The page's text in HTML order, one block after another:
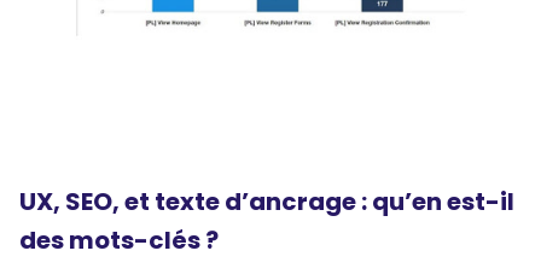
UX, SEO, et texte d’ancrage : qu’en est-il
des mots-clés ?